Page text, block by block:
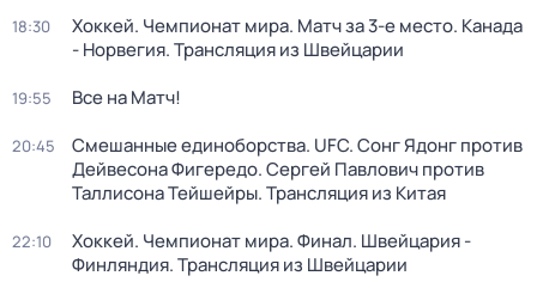
18:30
Хоккей. Чемпионат мира. Матч за 3-е место. Канада
- Норвегия. Трансляция из Швейцарии
19:55 Все на Матч!
20:45
Смешанные единоборства. UFC. Сонг Ядонг против
Дейвесона Фигередо. Сергей Павлович против
Таллисона Тейшейры. Трансляция из Китая
22:10
Хоккей. Чемпионат мира. Финал. Швейцария -
Финляндия. Трансляция из Швейцарии